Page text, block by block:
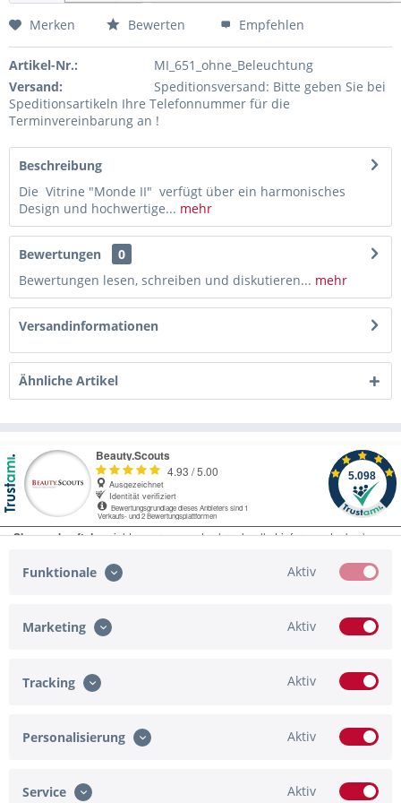
Merken Bewerten Empfehlen
Artikel-Nr.:
MI_651_ohne_Beleuchtung
Versand:
Speditionsversand: Bitte geben Sie bei
Speditionsartikeln Ihre Telefonnummer für die
Terminvereinbarung an !
Beschreibung
Die Vitrine "Monde II" verfügt über ein harmonisches
Design und hochwertige... mehr
Bewertungen
0
Bewertungen lesen, schreiben und diskutieren... mehr
Versandinformationen
Ähnliche Artikel
Service Hotline
Shop Service
Zahlungsmöglichkeiten
Newsletter
Funktionale Aktiv
Marketing Aktiv
Tracking Aktiv
Personalisierung Aktiv
Service Aktiv